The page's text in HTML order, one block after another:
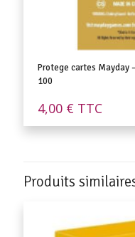
Protege cartes Mayday
100
4,00 € TTC
Produits